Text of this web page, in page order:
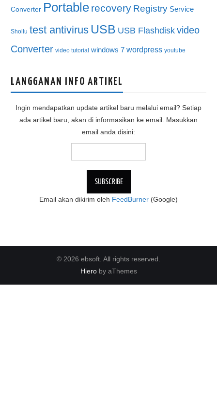
Converter Portable recovery Registry Service
Shollu test antivirus USB USB Flashdisk video
Converter video tutorial windows 7 wordpress youtube
LANGGANAN INFO ARTIKEL
Ingin mendapatkan update artikel baru melalui email? Setiap
ada artikel baru, akan di informasikan ke email. Masukkan
email anda disini:
Email akan dikirim oleh FeedBurner (Google)
© 2026 ebsoft. All rights reserved.
Hieroby aThemes